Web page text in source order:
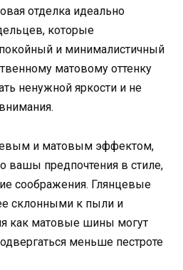
отделка идеально
которые
и минималистичный
матовому оттенку
ненужной яркости и не
и матовым эффектом,
вашы предпочтения в стиле,
соображения. Глянцевые
склонными к пыли и
как матовые шины могут
меньше пестроте